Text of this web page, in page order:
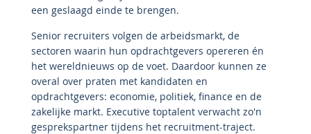
een geslaagd einde te brengen.
Senior recruiters volgen de arbeidsmarkt, de
sectoren waarin hun opdrachtgevers opereren én
het wereldnieuws op de voet. Daardoor kunnen ze
overal over praten met kandidaten en
opdrachtgevers: economie, politiek, finance en de
zakelijke markt. Executive toptalent verwacht zo'n
gesprekspartner tijdens het recruitment-traject.